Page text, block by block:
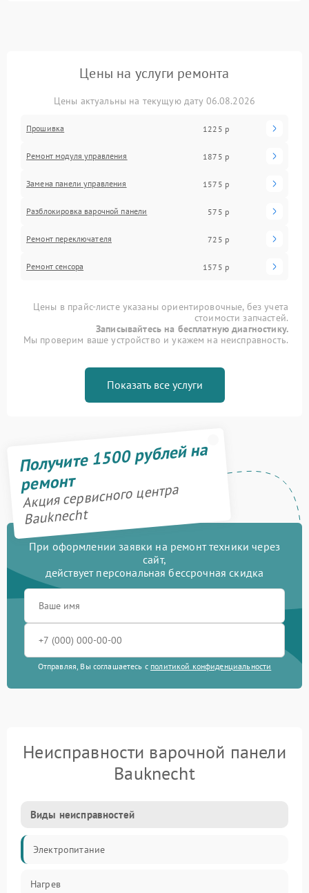
Цены на услуги ремонта
Цены актуальны на текущую дату 06.08.2026
Прошивка 1225 р
Ремонт модуля управления 1875 р
Замена панели управления 1575 р
Разблокировка варочной панели 575 р
Ремонт переключателя 725 р
Ремонт сенсора 1575 р
Цены в прайс-листе указаны ориентировочные, без учета
стоимости запчастей.
Записывайтесь на бесплатную диагностику.
Мы проверим ваше устройство и укажем на неисправность.
Показать все услуги
Получите 1500 рублей на
ремонт
Акция сервисного центра
Bauknecht
При оформлении заявки на ремонт техники через
сайт,
действует персональная бессрочная скидка
Отправляя, Вы соглашаетесь с политикой конфиденциальности
Неисправности варочной панели
Bauknecht
Виды неисправностей
Электропитание
Нагрев